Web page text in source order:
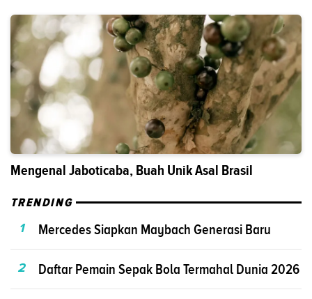
Mengenal Jaboticaba, Buah Unik Asal Brasil
TRENDING
1
Mercedes Siapkan Maybach Generasi Baru
2 Daftar Pemain Sepak Bola Termahal Dunia 2026